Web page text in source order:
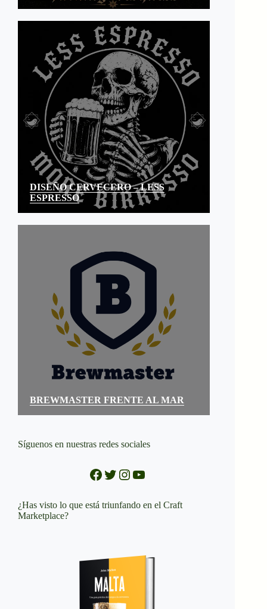
DISEÑO CERVECERO – LESS
ESPRESSO
BREWMASTER FRENTE AL MAR
Síguenos en nuestras redes sociales
Facebook
Twitter
Instagram
YouTube
¿Has visto lo que está triunfando en el Craft
Marketplace?